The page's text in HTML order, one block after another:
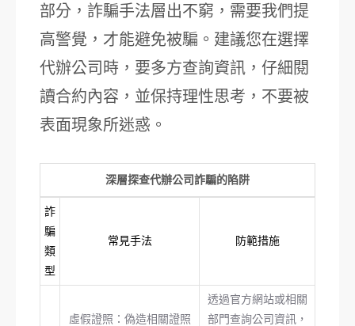
部分，詐騙手法層出不窮，需要我們提
高警覺，才能避免被騙。建議您在選擇
代辦公司時，要多方查詢資訊，仔細閱
讀合約內容，並保持理性思考，不要被
表面現象所迷惑。
深層探查代辦公司詐騙的陷阱
詐
騙
類
型
常見手法 防範措施
虛假證照：偽造相關證照
透過官方網站或相關
部門查詢公司資訊，